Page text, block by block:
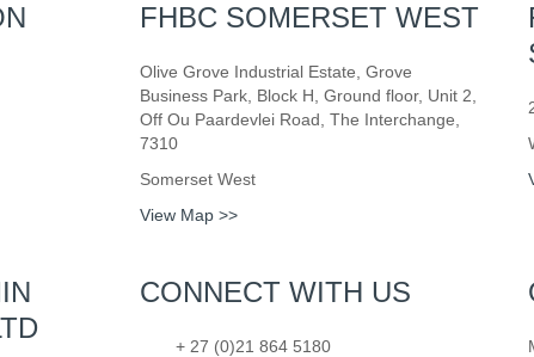
FHBC SOMERSET WEST
Olive Grove Industrial Estate, Grove
Business Park, Block H, Ground floor, Unit 2,
Off Ou Paardevlei Road, The Interchange,
7310
Somerset West
View Map >>
CONNECT WITH US
+ 27 (0)21 864 5180